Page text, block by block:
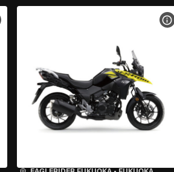
VOIR LES SPÉCIFICATIONS DE LA MOTO